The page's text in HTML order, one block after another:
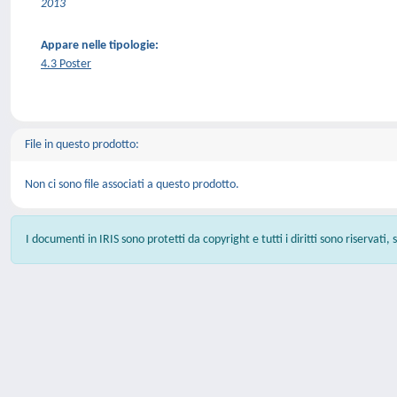
2013
Appare nelle tipologie:
4.3 Poster
File in questo prodotto:
Non ci sono file associati a questo prodotto.
I documenti in IRIS sono protetti da copyright e tutti i diritti sono riservati,